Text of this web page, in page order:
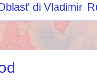
di Vladimir,